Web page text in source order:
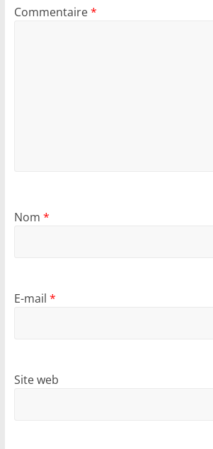
Commentaire*
Nom *
E-mail *
Site web